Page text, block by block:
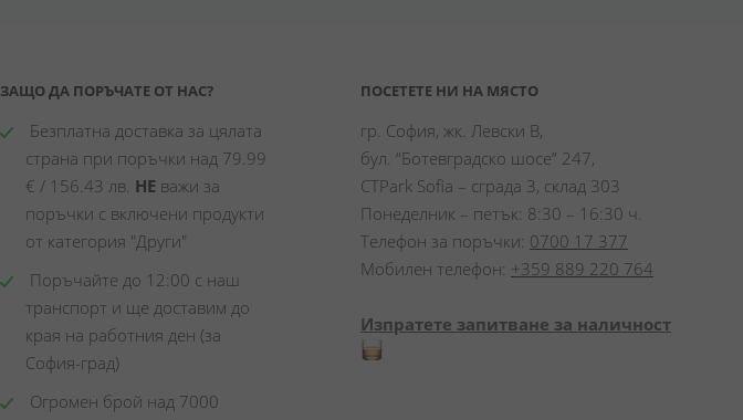
ЗАЩО ДА ПОРЪЧАТЕ ОТ НАС?
Безплатна доставка за цялата
страна при поръчки над 79.99
€ / 156.43 лв. НЕ важи за
поръчки с включени продукти
от категория "Други"
Поръчайте до 12:00 с наш
транспорт и ще доставим до
края на работния ден (за
София-град)
Огромен брой над 7000
ПОСЕТЕТЕ НИ НА МЯСТО
гр. София, жк. Левски В,
бул. “Ботевградско шосе” 247,
CTPark Sofia – сграда 3, склад 303
Понеделник – петък: 8:30 – 16:30 ч.
Телефон за поръчки: 0700 17 377
Мобилен телефон: +359 889 220 764
Изпратете запитване за наличност